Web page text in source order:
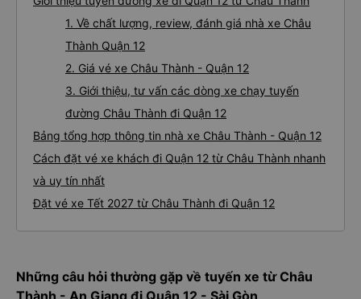
1. Về chất lượng, review, đánh giá nhà xe Châu
Thành Quận 12
2. Giá vé xe Châu Thành - Quận 12
3. Giới thiệu, tư vấn các dòng xe chạy tuyến
đường Châu Thành đi Quận 12
Bảng tổng hợp thông tin nhà xe Châu Thành - Quận 12
Cách đặt vé xe khách đi Quận 12 từ Châu Thành nhanh
và uy tín nhất
Đặt vé xe Tết 2027 từ Châu Thành đi Quận 12
Những câu hỏi thường gặp về tuyến xe từ Châu
Thành - An Giang đi Quận 12 - Sài Gòn